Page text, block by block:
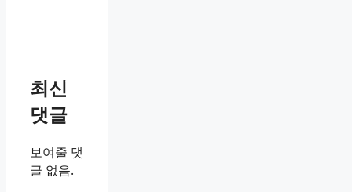
최신
댓글
보여줄 댓
글 없음.